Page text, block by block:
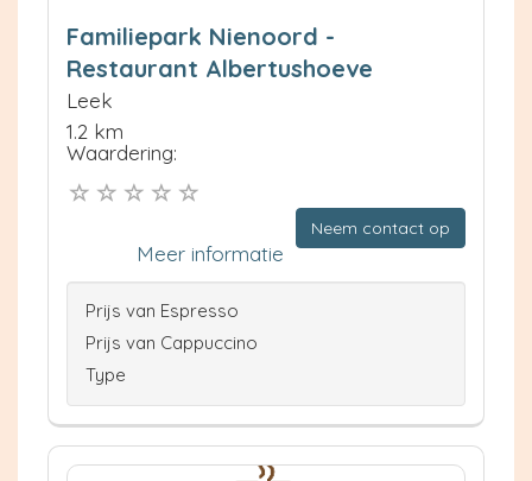
Familiepark Nienoord -
Restaurant Albertushoeve
Leek
1.2 km
Waardering:
Neem contact op
Meer informatie
Prijs van Espresso
Prijs van Cappuccino
Type